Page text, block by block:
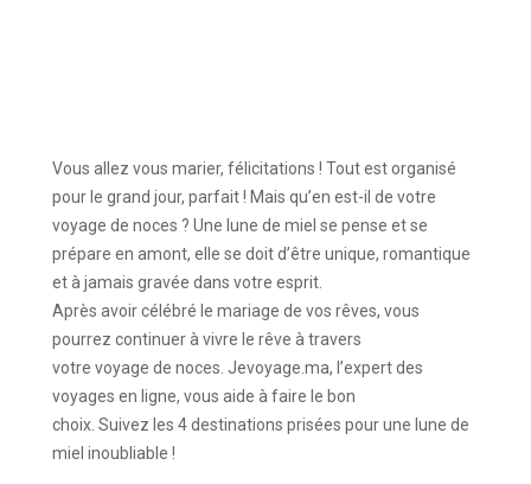
Vous allez vous marier, félicitations ! Tout est organisé
pour le grand jour, parfait ! Mais qu’en est-il de votre
voyage de noces ? Une lune de miel se pense et se
prépare en amont, elle se doit d’être unique, romantique
et à jamais gravée dans votre esprit.
Après avoir célébré le mariage de vos rêves, vous
pourrez continuer à vivre le rêve à travers
votre voyage de noces. Jevoyage.ma, l’expert des
voyages en ligne, vous aide à faire le bon
choix. Suivez les 4 destinations prisées pour une lune de
miel inoubliable !